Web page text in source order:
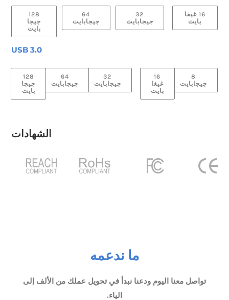
16 غيغا
بايت
32
جيجابايت
64
جيجابايت
128
جيجا
بايت
USB 3.0
8
جيجابايت
16
غيغا
بايت
32
جيجابايت
64
جيجابايت
128
جيجا
بايت
الشهادات
ما ندعمه
تواصل معنا اليوم ودعنا نبدأ في تحويل عملك من الألف إلى
الياء.